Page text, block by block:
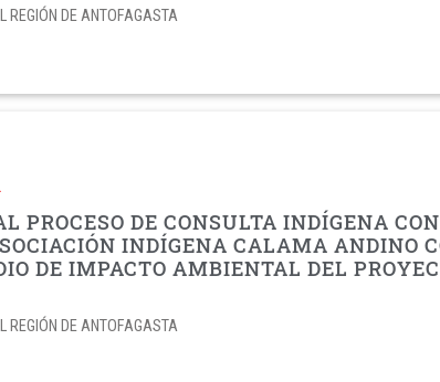
REGIÓN DE ANTOFAGASTA
PROCESO DE CONSULTA INDÍGENA
INDÍGENA CALAMA ANDINO
DE IMPACTO AMBIENTAL DEL
REGIÓN DE ANTOFAGASTA